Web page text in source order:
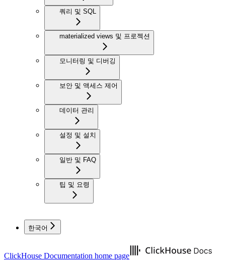
쿼리 및 SQL
materialized views 및 프로젝션
모니터링 및 디버깅
보안 및 액세스 제어
데이터 관리
설정 및 설치
일반 및 FAQ
팁 및 요령
한국어
ClickHouse Documentation home page